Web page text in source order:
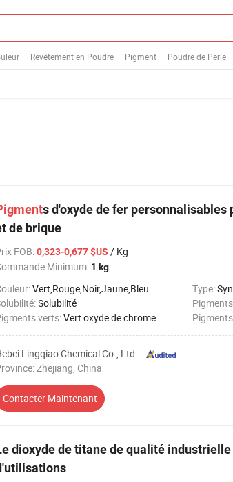
Revêtement en Poudre Pigment Poudre de Perle
s d'oxyde de fer personnalisables
de brique
FOB:0,323-0,677 $US / Kg
Minimum: 1 kg
Vert,Rouge,Noir,Jaune,Bleu Type:
Solubilité
verts:Vert oxyde de chrome
Lingqiao Chemical Co., Ltd.
Zhejiang, China
Contacter Maintenant
dioxyde de titane de qualité